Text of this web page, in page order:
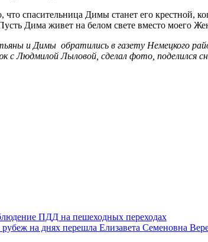
спасительница Димы станет его крестной,
Дима живет на белом свете вместо моего
и Димы обратились в газету Немецкого
с Людмилой Лыловой, сделал фото, поделился
ПДД на пешеходных переходах
на днях перешла Елизавета Семеновна